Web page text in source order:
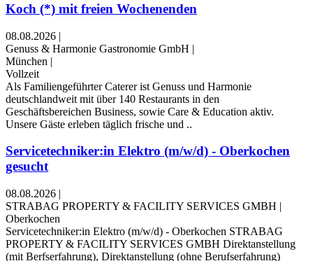
Koch (*) mit freien Wochenenden
08.08.2026 |
Genuss & Harmonie Gastronomie GmbH |
München |
Vollzeit
Als Familiengeführter Caterer ist Genuss und Harmonie
deutschlandweit mit über 140 Restaurants in den
Geschäftsbereichen Business, sowie Care & Education aktiv.
Unsere Gäste erleben täglich frische und ..
Servicetechniker:in Elektro (m/w/d) - Oberkochen
gesucht
08.08.2026 |
STRABAG PROPERTY & FACILITY SERVICES GMBH |
Oberkochen
Servicetechniker:in Elektro (m/w/d) - Oberkochen STRABAG
PROPERTY & FACILITY SERVICES GMBH Direktanstellung
(mit Berfserfahrung), Direktanstellung (ohne Berufserfahrung)